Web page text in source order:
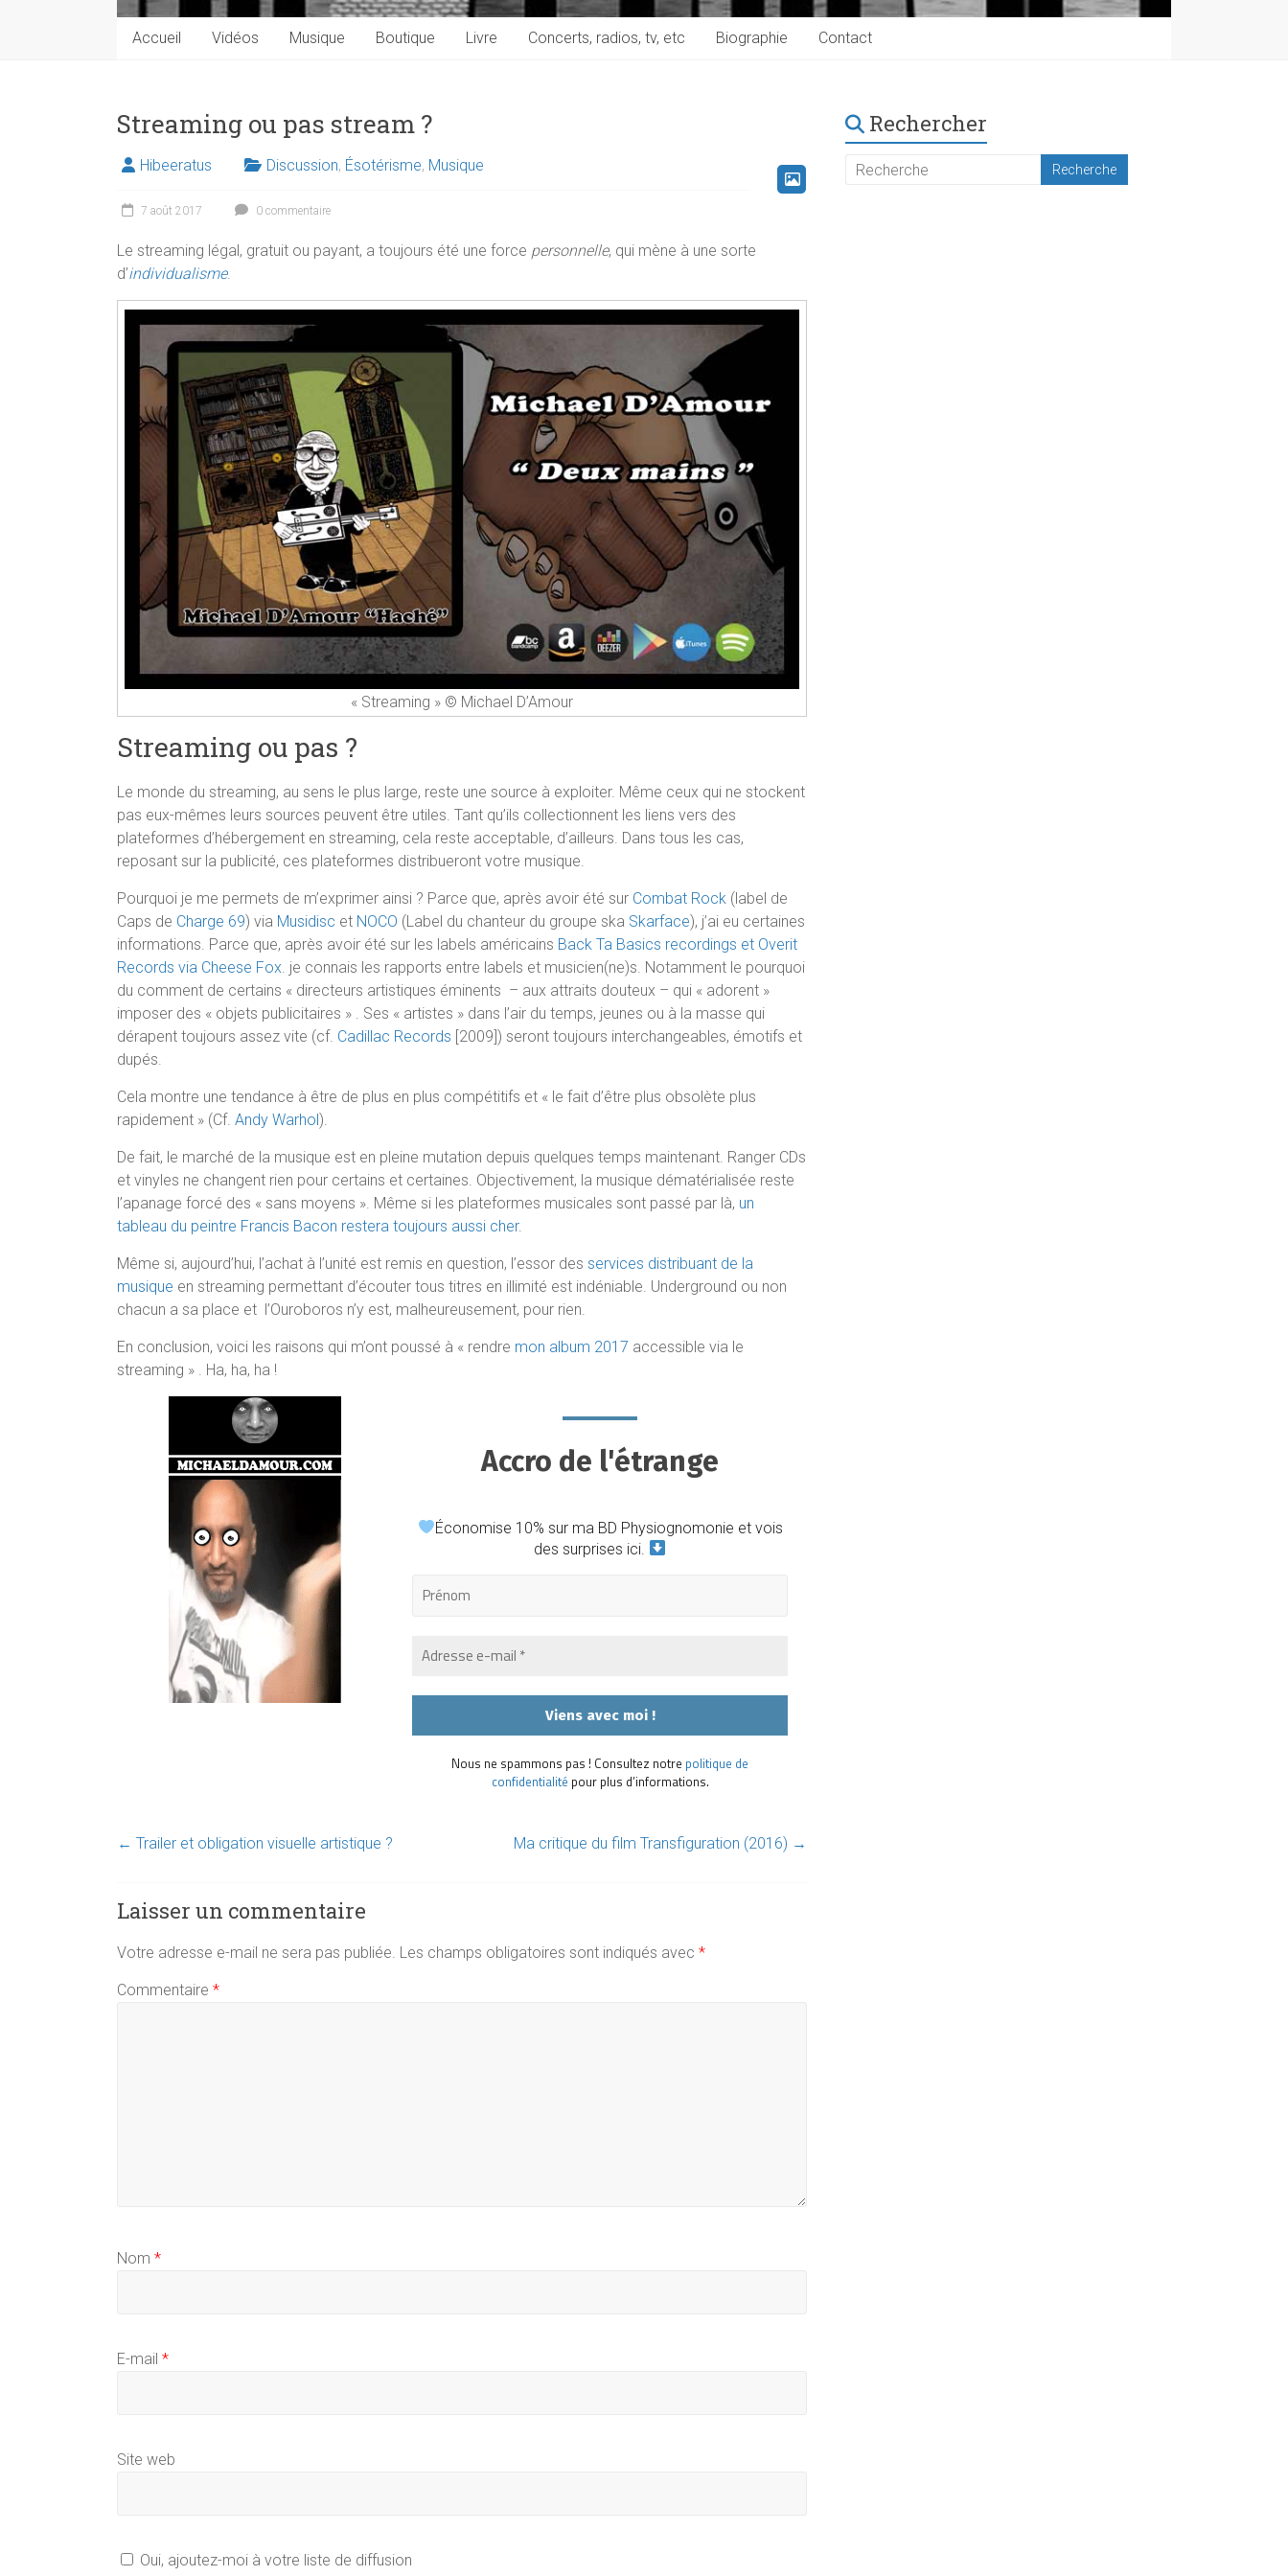
Accueil Vidéos Musique Boutique Livre Concerts, radios, tv, etc Biographie Contact
Streaming ou pas stream ?
Hibeeratus Discussion, Ésotérisme, Musique
7 août 2017 0 commentaire
Le streaming légal, gratuit ou payant, a toujours été une force personnelle, qui mène à une sorte
d’individualisme.
« Streaming » © Michael D’Amour
Streaming ou pas ?
Le monde du streaming, au sens le plus large, reste une source à exploiter. Même ceux qui ne stockent
pas eux-mêmes leurs sources peuvent être utiles. Tant qu’ils collectionnent les liens vers des
plateformes d’hébergement en streaming, cela reste acceptable, d’ailleurs. Dans tous les cas,
reposant sur la publicité, ces plateformes distribueront votre musique.
Pourquoi je me permets de m’exprimer ainsi ? Parce que, après avoir été sur Combat Rock (label de
Caps de Charge 69) via Musidisc et NOCO (Label du chanteur du groupe ska Skarface), j’ai eu certaines
informations. Parce que, après avoir été sur les labels américains Back Ta Basics recordings et Overit
Records via Cheese Fox . je connais les rapports entre labels et musicien(ne)s. Notamment le pourquoi
du comment de certains « directeurs artistiques éminents – aux attraits douteux – qui « adorent »
imposer des « objets publicitaires » . Ses « artistes » dans l’air du temps, jeunes ou à la masse qui
dérapent toujours assez vite (cf. Cadillac Records [2009]) seront toujours interchangeables, émotifs et
dupés.
Cela montre une tendance à être de plus en plus compétitifs et « le fait d’être plus obsolète plus
rapidement » (Cf. Andy Warhol).
De fait, le marché de la musique est en pleine mutation depuis quelques temps maintenant. Ranger CDs
et vinyles ne changent rien pour certains et certaines. Objectivement, la musique dématérialisée reste
l’apanage forcé des « sans moyens ». Même si les plateformes musicales sont passé par là, un
tableau du peintre Francis Bacon restera toujours aussi cher.
Même si, aujourd’hui, l’achat à l’unité est remis en question, l’essor des services distribuant de la
musique en streaming permettant d’écouter tous titres en illimité est indéniable. Underground ou non
chacun a sa place et l’Ouroboros n’y est, malheureusement, pour rien.
En conclusion, voici les raisons qui m’ont poussé à « rendre mon album 2017 accessible via le
streaming » . Ha, ha, ha !
Accro de l'étrange
Économise 10% sur ma BD Physiognomonie et vois
des surprises ici.
Nous ne spammons pas ! Consultez notre politique de
confidentialité pour plus d’informations.
← Trailer et obligation visuelle artistique ? Ma critique du film Transfiguration (2016) →
Laisser un commentaire
Votre adresse e-mail ne sera pas publiée. Les champs obligatoires sont indiqués avec *
Commentaire *
Nom *
E-mail *
Site web
Oui, ajoutez-moi à votre liste de diffusion
Rechercher